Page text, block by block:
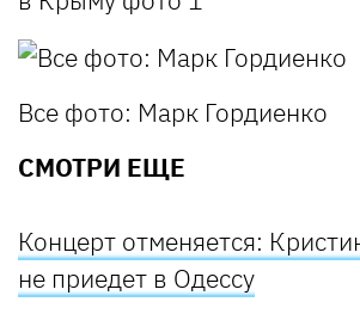
Все фото: Марк Гордиенко
СМОТРИ ЕЩЕ
Концерт отменяется:
не приедет в Одессу